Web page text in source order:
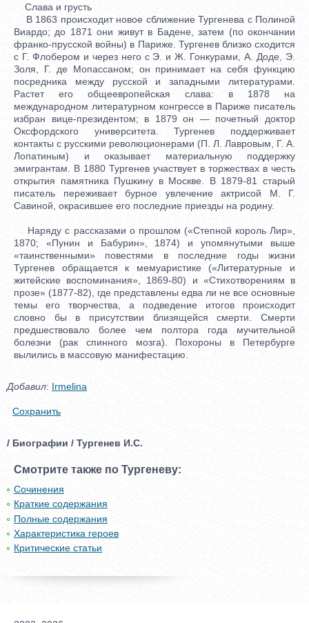
Слава и грусть
В 1863 происходит новое сближение Тургенева с Полиной
Виардо; до 1871 они живут в Бадене, затем (по окончании
франко-прусской войны) в Париже. Тургенев близко сходится
с Г. Флобером и через него с Э. и Ж. Гонкурами, А. Доде, Э.
Золя, Г. де Мопассаном; он принимает на себя функцию
посредника между русской и западными литературами.
Растет его общеевропейская слава: в 1878 на
международном литературном конгрессе в Париже писатель
избран вице-президентом; в 1879 он — почетный доктор
Оксфордского университета. Тургенев поддерживает
контакты с русскими революционерами (П. Л. Лавровым, Г. А.
Лопатиным) и оказывает материальную поддержку
эмигрантам. В 1880 Тургенев участвует в торжествах в честь
открытия памятника Пушкину в Москве. В 1879-81 старый
писатель переживает бурное увлечение актрисой М. Г.
Савиной, окрасившее его последние приезды на родину.
Наряду с рассказами о прошлом («Степной король Лир»,
1870; «Пунин и Бабурин», 1874) и упомянутыми выше
«таинственными» повестями в последние годы жизни
Тургенев обращается к мемуаристике («Литературные и
житейские воспоминания», 1869-80) и «Стихотворениям в
прозе» (1877-82), где представлены едва ли не все основные
темы его творчества, а подведение итогов происходит
словно бы в присутствии близящейся смерти. Смерти
предшествовало более чем полтора года мучительной
болезни (рак спинного мозга). Похороны в Петербурге
вылились в массовую манифестацию.
Добавил: Irmelina
Сохранить
/ Биографии / Тургенев И.С.
Смотрите также по Тургеневу:
Сочинения
Краткие содержания
Полные содержания
Характеристика героев
Критические статьи